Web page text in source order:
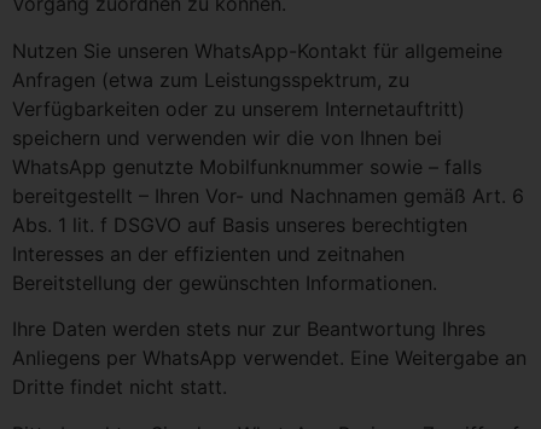
Nutzen Sie unseren WhatsApp-Kontakt für allgemeine
Anfragen (etwa zum Leistungsspektrum, zu
Verfügbarkeiten oder zu unserem Internetauftritt)
speichern und verwenden wir die von Ihnen bei
WhatsApp genutzte Mobilfunknummer sowie – falls
bereitgestellt – Ihren Vor- und Nachnamen gemäß Art. 6
Abs. 1 lit. f DSGVO auf Basis unseres berechtigten
Interesses an der effizienten und zeitnahen
Bereitstellung der gewünschten Informationen.
Ihre Daten werden stets nur zur Beantwortung Ihres
Anliegens per WhatsApp verwendet. Eine Weitergabe an
Dritte findet nicht statt.